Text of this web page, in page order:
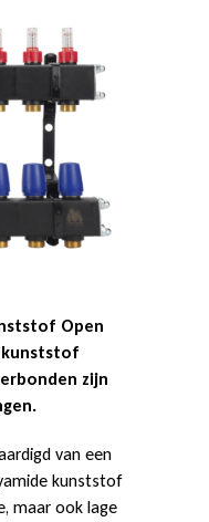
Open
zijn
van een
kunststof
maar ook lage